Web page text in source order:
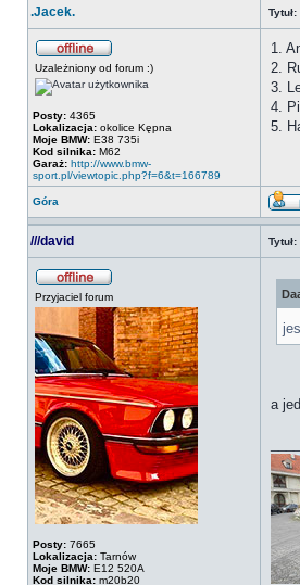
.Jacek. Tytuł:
Uzależniony od forum :)
Posty: 4365
Lokalizacja: okolice Kępna
Moje BMW: E38 735i
Kod silnika: M62
Garaż: http://www.bmw-
sport.pl/viewtopic.php?f=6&t=166789
1.
2.
3.
4.
5.
Góra
///david Tytuł:
Przyjaciel forum
Posty: 7665
Lokalizacja: Tarnów
Moje BMW: E12 520A
Kod silnika: m20b20
a